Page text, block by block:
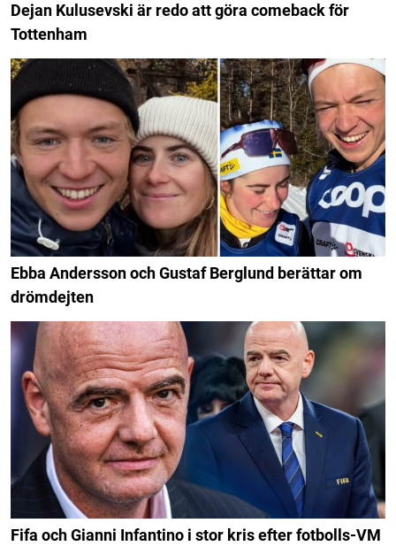
Dejan Kulusevski är redo att göra comeback för
Tottenham
Ebba Andersson och Gustaf Berglund berättar om
drömdejten
Fifa och Gianni Infantino i stor kris efter fotbolls-VM